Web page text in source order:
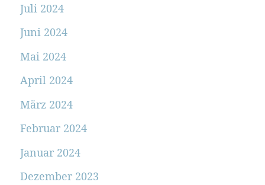
Juli 2024
Juni 2024
Mai 2024
April 2024
März 2024
Februar 2024
Januar 2024
Dezember 2023